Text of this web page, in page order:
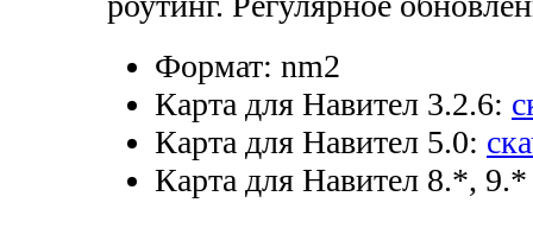
Формат: nm2
Карта для Навител 3.2.6:
Карта для Навител 5.0:
Карта для Навител 8.*,